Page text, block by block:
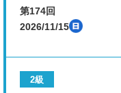
第174回
2026/11/15
2級